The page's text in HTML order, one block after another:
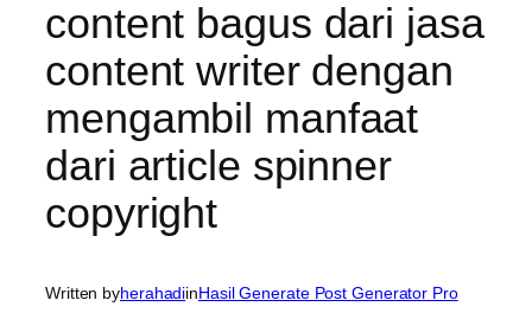
content bagus dari jasa
content writer dengan
mengambil manfaat
dari article spinner
copyright
Written byherahadiinHasil Generate Post Generator Pro